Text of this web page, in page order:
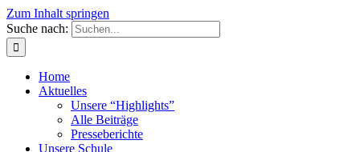
Zum Inhalt springen
Suche nach:
Home
Aktuelles
Unsere “Highlights”
Alle Beiträge
Presseberichte
Unsere Schule